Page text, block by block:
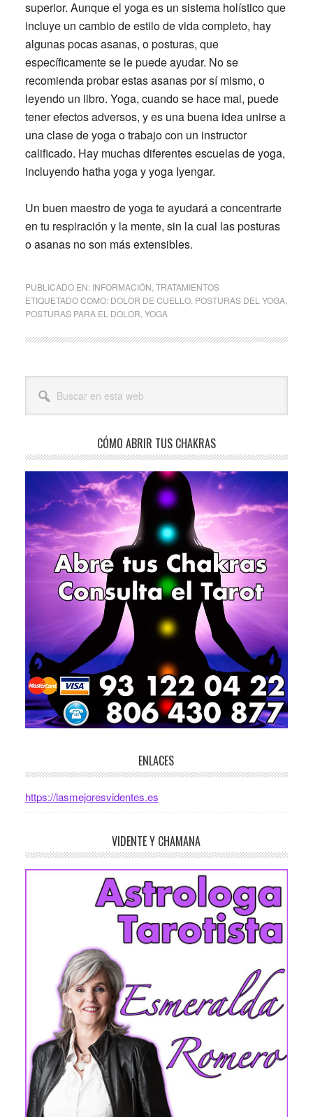
superior. Aunque el yoga es un sistema holístico que
incluye un cambio de estilo de vida completo, hay
algunas pocas asanas, o posturas, que
específicamente se le puede ayudar. No se
recomienda probar estas asanas por sí mismo, o
leyendo un libro. Yoga, cuando se hace mal, puede
tener efectos adversos, y es una buena idea unirse a
una clase de yoga o trabajo con un instructor
calificado. Hay muchas diferentes escuelas de yoga,
incluyendo hatha yoga y yoga Iyengar.
Un buen maestro de yoga te ayudará a concentrarte
en tu respiración y la mente, sin la cual las posturas
o asanas no son más extensibles.
PUBLICADO EN: INFORMACIÓN TRATAMIENTOS
ETIQUETADO COMO: DOLOR DE CUELLO, POSTURAS DEL YOGA,
POSTURAS PARA EL DOLOR YOGA
Barra
lateral
esta
CÓMO ABRIR TUS CHAKRAS
ENLACES
https://lasmejoresvidentes.es
VIDENTE Y CHAMANA